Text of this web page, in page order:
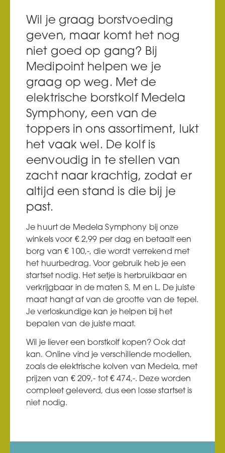
Wil je graag borstvoeding
geven, maar komt het nog
niet goed op gang? Bij
Medipoint helpen we je
graag op weg. Met de
elektrische borstkolf Medela
Symphony, een van de
toppers in ons assortiment, lukt
het vaak wel. De kolf is
eenvoudig in te stellen van
zacht naar krachtig, zodat er
altijd een stand is die bij je
past.
Je huurt de Medela Symphony bij onze
winkels voor € 2,99 per dag en betaalt een
borg van € 100,-, die wordt verrekend met
het huurbedrag. Voor gebruik heb je een
startset nodig. Het setje is herbruikbaar en
verkrijgbaar in de maten S, M en L. De juiste
maat hangt af van de grootte van de tepel.
Je verloskundige kan je helpen bij het
bepalen van de juiste maat.
Wil je liever een borstkolf kopen? Ook dat
kan. Online vind je verschillende modellen,
zoals de elektrische kolven van Medela, met
prijzen van € 209,- tot € 474,-. Deze worden
compleet geleverd, dus een losse startset is
niet nodig.